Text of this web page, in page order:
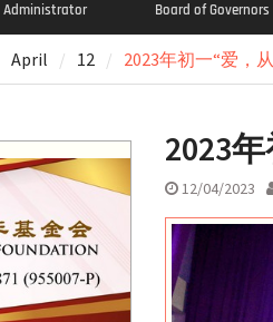
Administrator
Board of Governors
April 12 2023年初一“爱，
2023
12/04/2023